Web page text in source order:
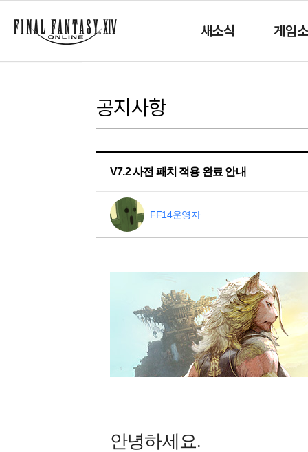
새소식 게임
공지사항
V7.2 사전 패치 적용 완료 안내
FF14운영자
안녕하세요.